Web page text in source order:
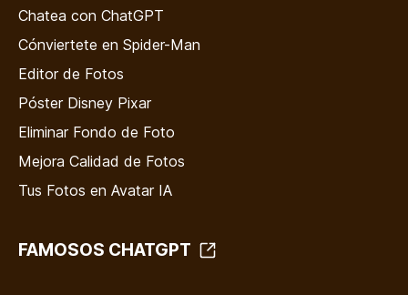
Chatea con ChatGPT
Cónviertete en Spider-Man
Editor de Fotos
Póster Disney Pixar
Eliminar Fondo de Foto
Mejora Calidad de Fotos
Tus Fotos en Avatar IA
FAMOSOS CHATGPT